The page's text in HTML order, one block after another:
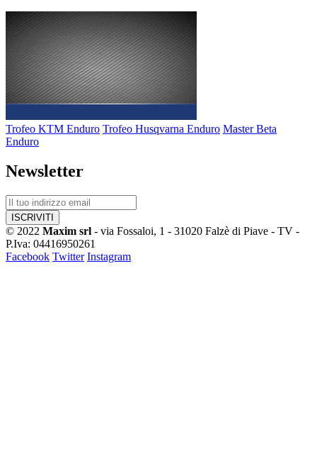
Trofeo KTM Enduro Trofeo Husqvarna Enduro Master Beta
Enduro
Newsletter
© 2022 Maxim srl - via Fossaloi, 1 - 31020 Falzè di Piave - TV -
P.Iva: 04416950261
Facebook Twitter Instagram